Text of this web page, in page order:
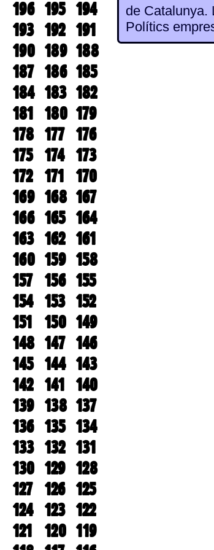
196 195 194
193 192 191
190 189 188
187 186 185
184 183 182
181 180 179
178 177 176
175 174 173
172 171 170
169 168 167
166 165 164
163 162 161
160 159 158
157 156 155
154 153 152
151
150 149
148 147 146
145 144 143
142 141 140
139 138 137
136 135 134
133 132 131
130 129 128
127 126 125
124 123 122
121
120 119
de Catalunya.
Polítics